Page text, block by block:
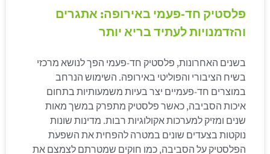
פלסטיק חד-פעמי באירופה: אתגרים
והזדמנויות לעתיד בריא יותר
בשנים האחרונות, פלסטיק חד-פעמי הפך לנושא מרכזי
בשיח הציבורי והפוליטי באירופה. השימוש הנרחב
במוצרים חד-פעמיים יצר בעיות משמעותיות בתחום
איכות הסביבה, כאשר פלסטיק מתפרק במשך מאות
שנים ומזיק למערכות אקולוגיות רבות. מדינות שונות
נוקטות בצעדים שונים במטרה להפחית את השפעת
הפלסטיק על הסביבה, כמו חוקים שמטרתם לצמצם את